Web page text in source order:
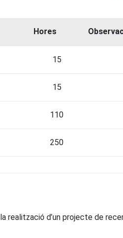
Hores
15
15
110
250
realització d’un projecte de